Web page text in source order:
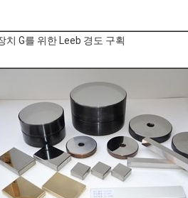
치 G를 위한 Leeb 경도 구획